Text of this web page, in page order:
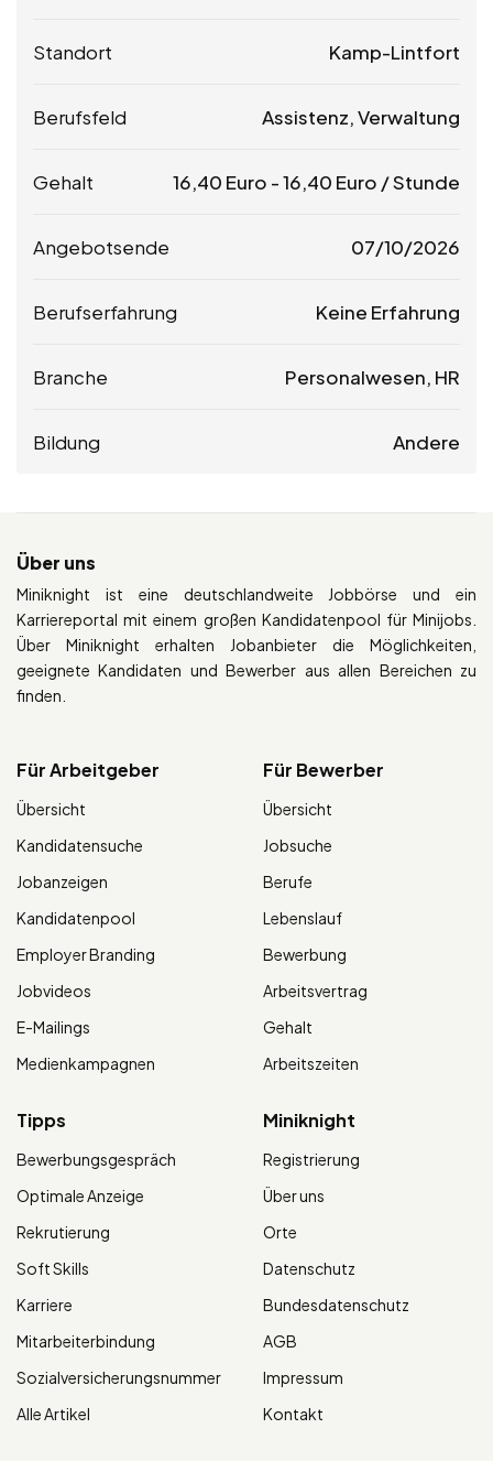
Standort Kamp-Lintfort
Berufsfeld Assistenz, Verwaltung
Gehalt 16,40 Euro -16,40 Euro / Stunde
Angebotsende 07/10/2026
Berufserfahrung Keine Erfahrung
Branche Personalwesen, HR
Bildung Andere
Über uns
Miniknight ist eine deutschlandweite Jobbörse und ein
Karriereportal mit einem großen Kandidatenpool für Minijobs.
Über Miniknight erhalten Jobanbieter die Möglichkeiten,
geeignete Kandidaten und Bewerber aus allen Bereichen zu
finden.
Für Arbeitgeber
Übersicht
Kandidatensuche
Jobanzeigen
Kandidatenpool
Employer Branding
Jobvideos
E-Mailings
Medienkampagnen
Für Bewerber
Übersicht
Jobsuche
Berufe
Lebenslauf
Bewerbung
Arbeitsvertrag
Gehalt
Arbeitszeiten
Tipps
Bewerbungsgespräch
Optimale Anzeige
Rekrutierung
Soft Skills
Karriere
Mitarbeiterbindung
Sozialversicherungsnummer
Alle Artikel
Miniknight
Registrierung
Über uns
Orte
Datenschutz
Bundesdatenschutz
AGB
Impressum
Kontakt